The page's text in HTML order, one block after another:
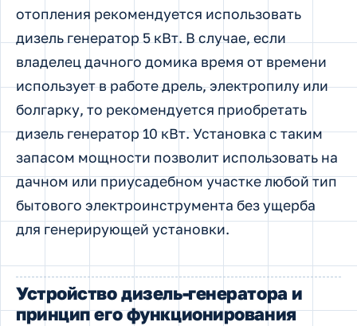
отопления рекомендуется использовать
дизель генератор 5 кВт. В случае, если
владелец дачного домика время от времени
использует в работе дрель, электропилу или
болгарку, то рекомендуется приобретать
дизель генератор 10 кВт. Установка с таким
запасом мощности позволит использовать на
дачном или приусадебном участке любой тип
бытового электроинструмента без ущерба
для генерирующей установки.
Устройство дизель-генератора и
принцип его функционирования